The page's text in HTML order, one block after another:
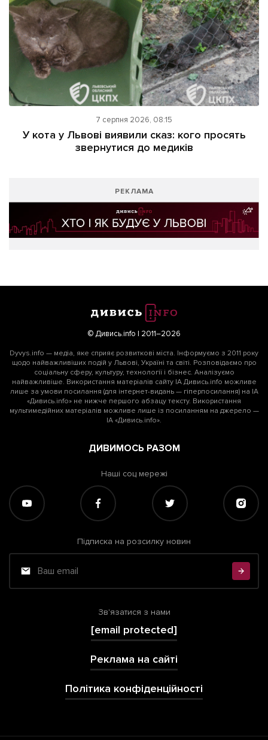
7 серпня 2026, 08:15
У кота у Львові виявили сказ: кого просять
звернутися до медиків
РЕКЛАМА
© Дивись.info | 2011–2026
Dyvys.info — медіа, яке сприяє розвиткові міста. Інформуємо з 2011 року
щодо найважливіших подій у Львові, Україні та світі. Розповідаємо про
соціальну сферу, культуру, технології і бізнес. Аналізуємо
найважливіше. Використання матеріалів сайту ІА Дивись.info можливе
лише за умови посилання (для інтернет-видань — гіперпосилання) на ІА
«Дивись.info» не нижче першого абзацу тексту. Використання
мультимедійних матеріалів можливе лише із посиланням на джерело —
ІА «Дивись.info».
ДИВИМОСЬ РАЗОМ
Наші соц мережі
Підписка на розсилку новин
Зв'язатися з нами
[email protected]
Реклама на сайті
Політика конфіденційності